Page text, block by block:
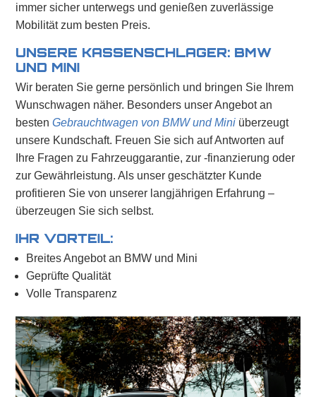
immer sicher unterwegs und genießen zuverlässige
Mobilität zum besten Preis.
UNSERE KASSENSCHLAGER: BMW
UND MINI
Wir beraten Sie gerne persönlich und bringen Sie Ihrem
Wunschwagen näher. Besonders unser Angebot an
bestenGebrauchtwagen von BMW und Mini überzeugt
unsere Kundschaft. Freuen Sie sich auf Antworten auf
Ihre Fragen zu Fahrzeuggarantie, zur -finanzierung oder
zur Gewährleistung. Als unser geschätzter Kunde
profitieren Sie von unserer langjährigen Erfahrung –
überzeugen Sie sich selbst.
IHR VORTEIL:
Breites Angebot an BMW und Mini
Geprüfte Qualität
Volle Transparenz